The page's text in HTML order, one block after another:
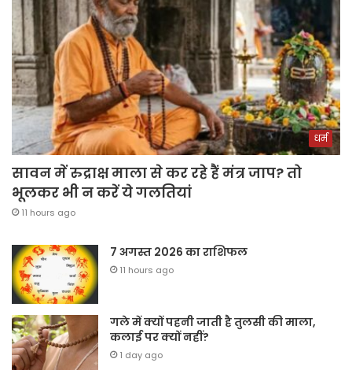
धर्म
सावन में रुद्राक्ष माला से कर रहे हैं मंत्र जाप? तो
भूलकर भी न करें ये गलतियां
11 hours ago
7 अगस्त 2026 का राशिफल
11 hours ago
गले में क्यों पहनी जाती है तुलसी की माला,
कलाई पर क्यों नहीं?
1 day ago